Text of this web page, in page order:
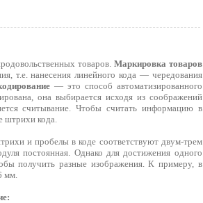
товаров. Маркировка товаров
т.е. нанесения линейного кода — чередования
— это способ автоматизированного
она выбирается исходя из соображений
считывание. Чтобы считать информацию в
штрихи кода.
и пробелы в коде соответствуют двум-трем
постоянная. Однако для достижения одного
получить разные изображения. К примеру, в
мм.